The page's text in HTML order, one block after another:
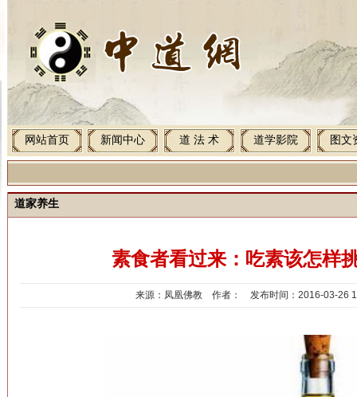
网站首页 新闻中心 道 法 术 道学影院 图文
道家养生
素食者看过来：吃素该怎样
来源：凤凰佛教 作者： 发布时间：2016-03-26